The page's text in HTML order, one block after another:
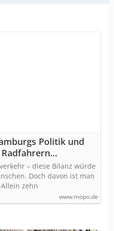
Politik und
– diese Bilanz würde
Doch davon ist man
zehn
www.mopo.de